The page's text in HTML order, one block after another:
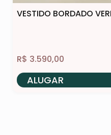
VESTIDO BORDADO
R$ 3.590,00
ALUGAR